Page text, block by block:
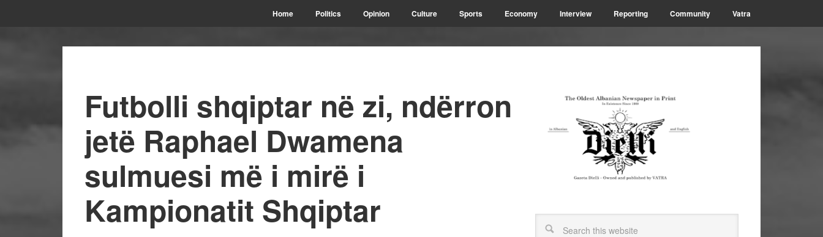
Home Politics Opinion Culture Sports Economy Interview Reporting Community Vatra
Futbolli shqiptar në zi, ndërron
jetë Raphael Dwamena
sulmuesi më i mirë i
Kampionatit Shqiptar